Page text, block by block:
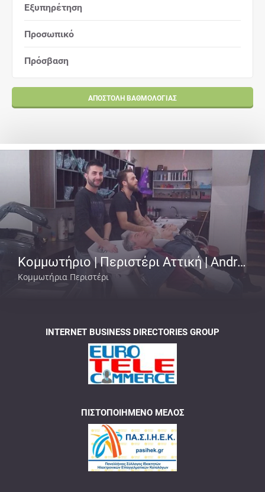
Εξυπηρέτηση
Προσωπικό
Πρόσβαση
ΑΠΟΣΤΟΛΉ ΒΑΘΜΟΛΟΓΊΑΣ
Κομμωτήριο | Περιστέρι Αττική | Andrew
Κομμωτήρια Περιστέρι
INTERNET BUSINESS DIRECTORIES GROUP
ΠΙΣΤΟΠΟΙΗΜΈΝΟ ΜΈΛΟΣ